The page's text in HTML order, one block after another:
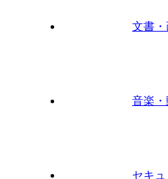
文書
音楽
セキュ